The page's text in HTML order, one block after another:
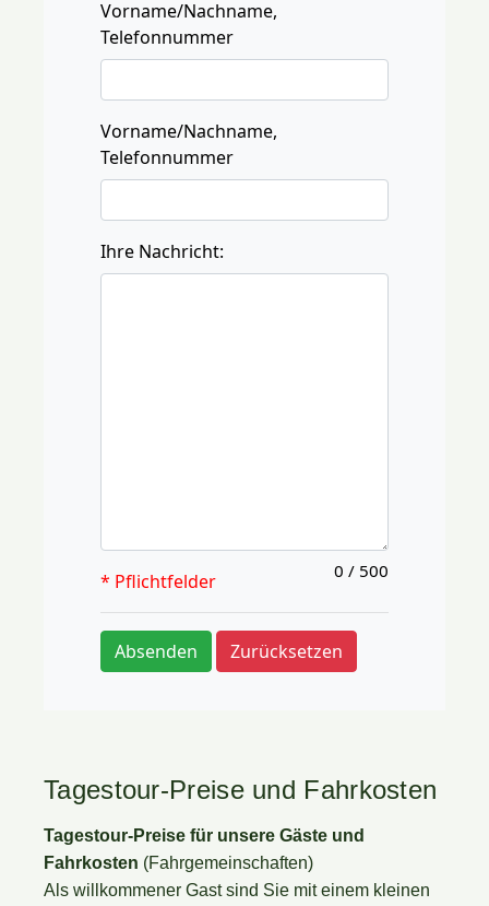
Tagestour-Preise und Fahrkosten
Tagestour-Preise für unsere Gäste und
Fahrkosten (Fahrgemeinschaften)
Als willkommener Gast sind Sie mit einem kleinen